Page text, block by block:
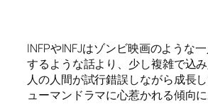
INFPやINFJはゾンビ映画のような
するような話より、少し複雑で込
人の人間が試行錯誤しながら成長
ューマンドラマに心惹かれる傾向